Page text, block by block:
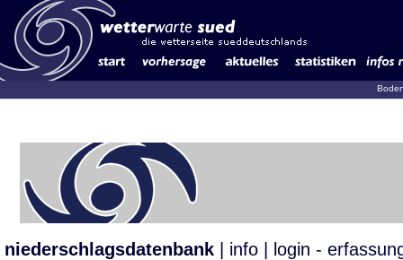
niederschlagsdatenbank info login -